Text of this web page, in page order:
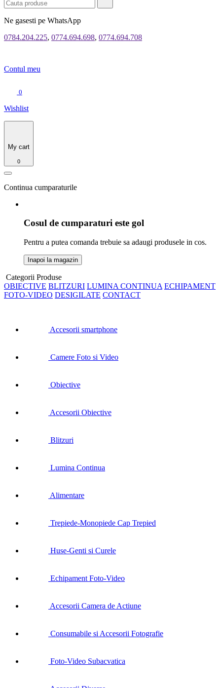
Ne gasesti pe WhatsApp
0784.204.225, 0774.694.698, 0774.694.708
Contul meu
0
Wishlist
My cart
0
Continua cumparaturile
Cosul de cumparaturi este gol
Pentru a putea comanda trebuie sa adaugi produsele in cos.
Inapoi la magazin
Categorii Produse
OBIECTIVE BLITZURI LUMINA CONTINUA ECHIPAMENT
FOTO-VIDEO DESIGILATE CONTACT
Accesorii smartphone
Camere Foto si Video
Obiective
Accesorii Obiective
Blitzuri
Lumina Continua
Alimentare
Trepiede-Monopiede Cap Trepied
Huse-Genti si Curele
Echipament Foto-Video
Accesorii Camera de Actiune
Consumabile si Accesorii Fotografie
Foto-Video Subacvatica